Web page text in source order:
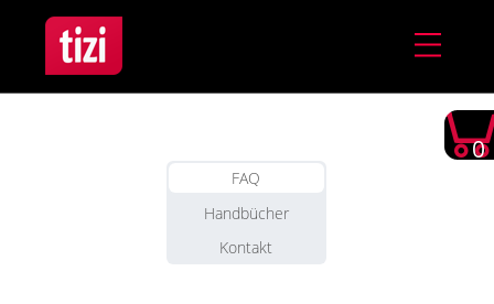
0
FAQ
Handbücher
Kontakt